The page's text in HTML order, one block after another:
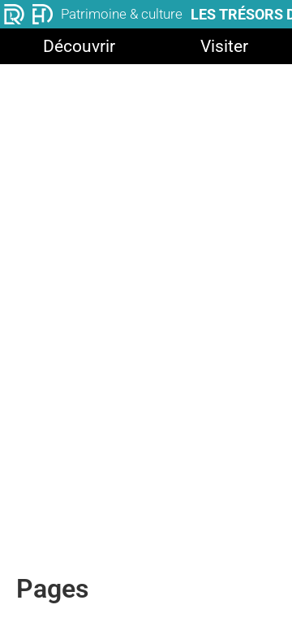
Patrimoine & culture LES TRÉSORS
Découvrir Visiter
Pages